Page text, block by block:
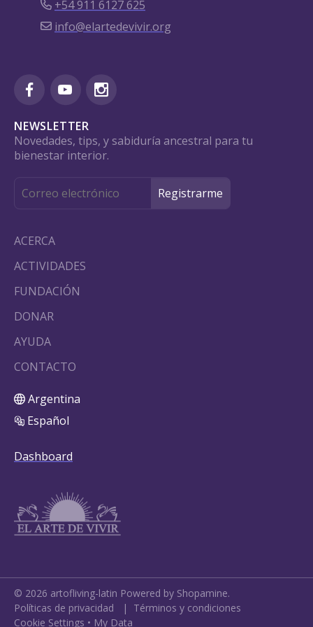
+54 911 6127 625
info@elartedevivir.org
NEWSLETTER
Novedades, tips, y sabiduría ancestral para tu
bienestar interior.
ACERCA
ACTIVIDADES
FUNDACIÓN
DONAR
AYUDA
CONTACTO
Argentina
Español
Dashboard
© 2026 artofliving-latin Powered by Shopamine.
Políticas de privacidad | Términos y condiciones
Cookie Settings • My Data